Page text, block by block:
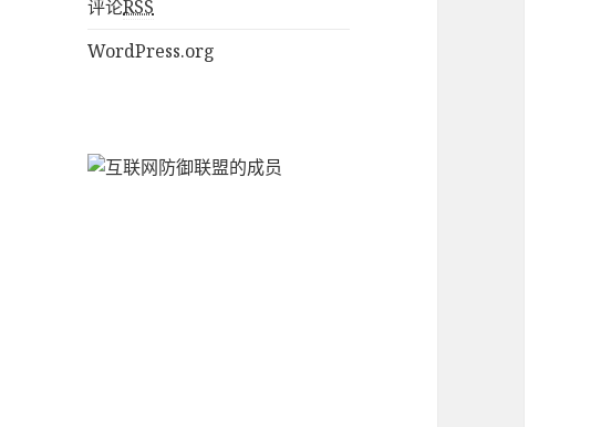
评论RSS
WordPress.org